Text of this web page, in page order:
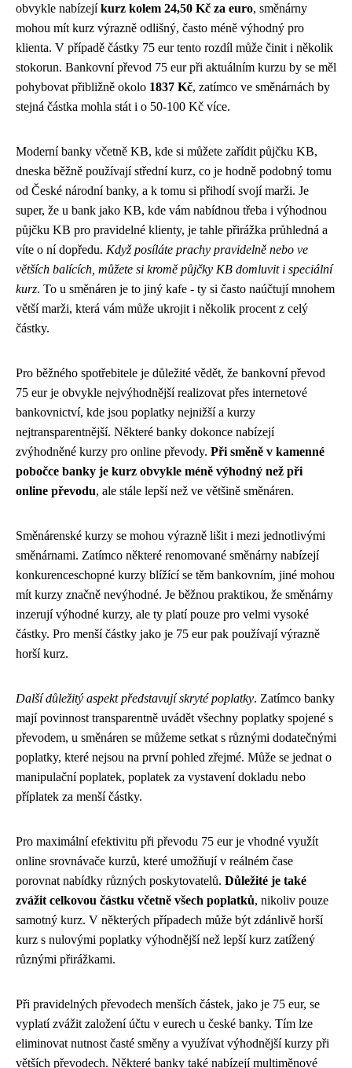
obvykle nabízejíkurz kolem 24,50 Kč za euro, směnárny
mohou mít kurz výrazně odlišný, často méně výhodný pro
klienta. V případě částky 75 eur tento rozdíl může činit i několik
stokorun. Bankovní převod 75 eur při aktuálním kurzu by se měl
pohybovat přibližně okolo 1837 Kč, zatímco ve směnárnách by
stejná částka mohla stát i o 50-100 Kč více.
Moderní banky včetně KB, kde si můžete zařídit půjčku KB,
dneska běžně používají střední kurz, co je hodně podobný tomu
od České národní banky, a k tomu si přihodí svojí marži. Je
super, že u bank jako KB, kde vám nabídnou třeba i výhodnou
půjčku KB pro pravidelné klienty, je tahle přirážka průhledná a
víte o ní dopředu. Když posíláte prachy pravidelně nebo ve
větších balících, můžete si kromě půjčky KB domluvit i speciální
kurz. To u směnáren je to jiný kafe - ty si často naúčtují mnohem
větší marži, která vám může ukrojit i několik procent z celý
částky.
Pro běžného spotřebitele je důležité vědět, že bankovní převod
75 eur je obvykle nejvýhodnější realizovat přes internetové
bankovnictví, kde jsou poplatky nejnižší a kurzy
nejtransparentnější. Některé banky dokonce nabízejí
zvýhodněné kurzy pro online převody. Při směně v kamenné
pobočce banky je kurz obvykle méně výhodný než při
online převodu, ale stále lepší než ve většině směnáren.
Směnárenské kurzy se mohou výrazně lišit i mezi jednotlivými
směnárnami. Zatímco některé renomované směnárny nabízejí
konkurenceschopné kurzy blížící se těm bankovním, jiné mohou
mít kurzy značně nevýhodné. Je běžnou praktikou, že směnárny
inzerují výhodné kurzy, ale ty platí pouze pro velmi vysoké
částky. Pro menší částky jako je 75 eur pak používají výrazně
horší kurz.
Další důležitý aspekt představují skryté poplatky. Zatímco banky
mají povinnost transparentně uvádět všechny poplatky spojené s
převodem, u směnáren se můžeme setkat s různými dodatečnými
poplatky, které nejsou na první pohled zřejmé. Může se jednat o
manipulační poplatek, poplatek za vystavení dokladu nebo
příplatek za menší částky.
Pro maximální efektivitu při převodu 75 eur je vhodné využít
online srovnávače kurzů, které umožňují v reálném čase
porovnat nabídky různých poskytovatelů. Důležité je také
zvážit celkovou částku včetně všech poplatků, nikoliv pouze
samotný kurz. V některých případech může být zdánlivě horší
kurz s nulovými poplatky výhodnější než lepší kurz zatížený
různými přirážkami.
Při pravidelných převodech menších částek, jako je 75 eur, se
vyplatí zvážit založení účtu v eurech u české banky. Tím lze
eliminovat nutnost časté směny a využívat výhodnější kurzy při
větších převodech. Některé banky také nabízejí multiměnové